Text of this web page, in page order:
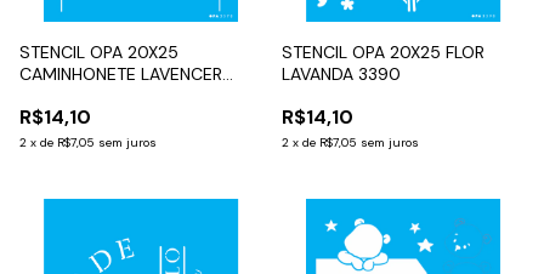
STENCIL OPA 20X25
CAMINHONETE LAVENCER
R$14,10
2 x de R$7,05 sem juros
STENCIL OPA 20X25 FLOR
LAVANDA 3390
R$14,10
2 x de R$7,05 sem juros